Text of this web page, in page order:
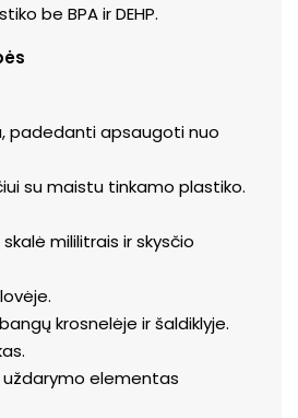
be BPA ir DEHP.
padedanti apsaugoti nuo
su maistu tinkamo plastiko.
mililitrais ir skysčio
krosnelėje ir šaldiklyje.
elementas